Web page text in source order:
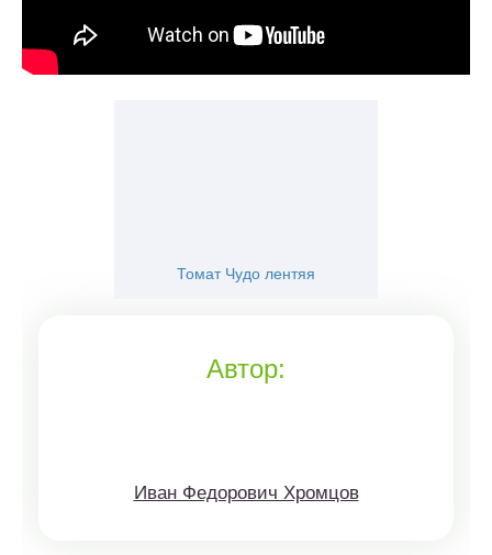
Томат Чудо лентяя
Автор:
Иван Федорович Хромцов